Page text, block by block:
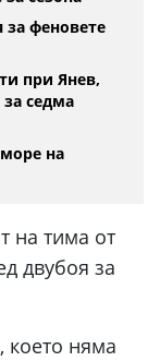
феновете
при Янев,
за седма
на
на тима от
двубоя за
което няма